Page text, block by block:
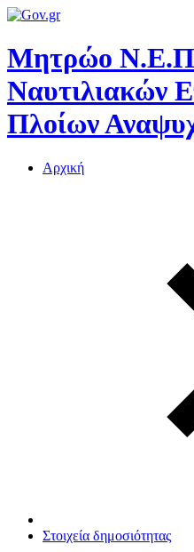
Μητρώο
Ναυτιλιακών
Πλοίων
Αρχική
Στοιχεία δημοσιότητας